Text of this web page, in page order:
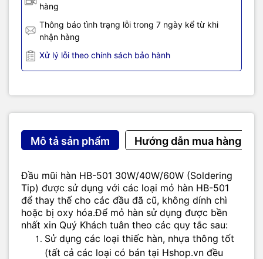
hàng
Thông báo tình trạng lỗi trong 7 ngày kể từ khi
nhận hàng
Xử lý lỗi theo chính sách bảo hành
Mô tả sản phẩm Hướng dẫn mua hàng
Đầu mũi hàn HB-501 30W/40W/60W (Soldering
Tip) được sử dụng với các loại mỏ hàn HB-501
để thay thế cho các đầu đã cũ, không dính chì
hoặc bị oxy hóa.Để mỏ hàn sử dụng được bền
nhất xin Quý Khách tuân theo các quy tắc sau:
Sử dụng các loại thiếc hàn, nhựa thông tốt
(tất cả các loại có bán tại Hshop.vn đều